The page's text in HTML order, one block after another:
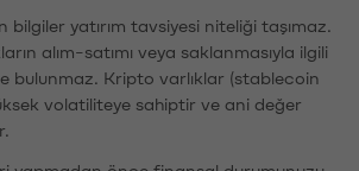
bilgiler yatırım tavsiyesi niteliği taşımaz.
alım-satımı veya saklanmasıyla ilgili
bulunmaz. Kripto varlıklar (stablecoin
volatiliteye sahiptir ve ani değer